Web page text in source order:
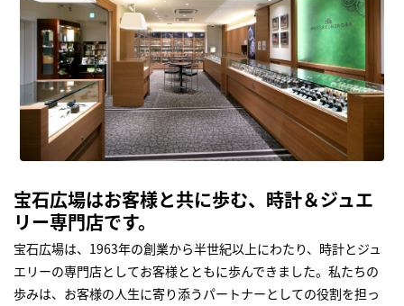
宝石広場はお客様と共に歩む、時計＆ジュエ
リー専門店です。
宝石広場は、1963年の創業から半世紀以上にわたり、時計とジュ
エリーの専門店としてお客様とともに歩んできました。私たちの
歩みは、お客様の人生に寄り添うパートナーとしての役割を担っ